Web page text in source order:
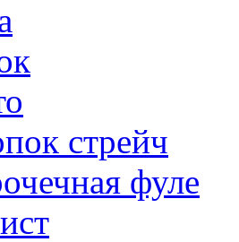
стрейч
фуле